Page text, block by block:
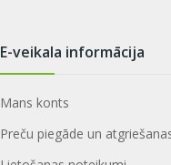
E-veikala informācija
Mans konts
Preču piegāde un